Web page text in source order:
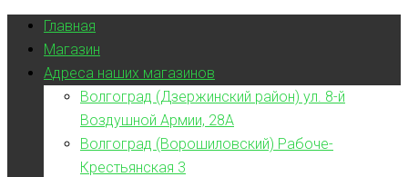
Главная
Магазин
Адреса наших магазинов
Волгоград (Дзержинский район) ул. 8-й
Воздушной Армии, 28А
Волгоград (Ворошиловский) Рабоче-
Крестьянская 3